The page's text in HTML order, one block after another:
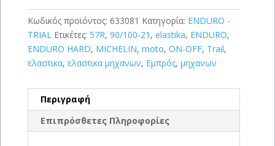
Κωδικός προϊόντος: 633081 Κατηγορία: ENDURO -
TRIAL Ετικέτες: 57R, 90/100-21 , elastika, ENDURO,
ENDURO HARD, MICHELIN, moto, ON-OFF, Trail,
ελαστικα, ελαστικα μηχανων, Εμπρός, μηχανων
Περιγραφή
Επιπρόσθετες Πληροφορίες